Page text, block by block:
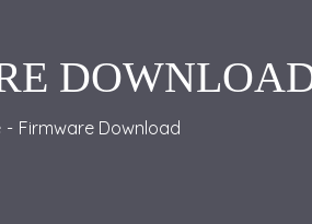
Firmware Download